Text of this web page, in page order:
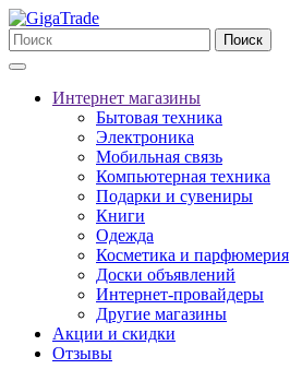
Поиск
Интернет магазины
Бытовая техника
Электроника
Мобильная связь
Компьютерная техника
Подарки и сувениры
Книги
Одежда
Косметика и парфюмерия
Доски объявлений
Интернет-провайдеры
Другие магазины
Акции и скидки
Отзывы